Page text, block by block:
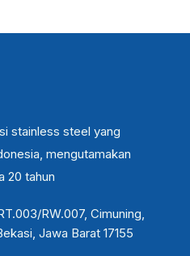
stainless steel yang
mengutamakan
20 tahun
RW.007, Cimuning,
Jawa Barat 17155